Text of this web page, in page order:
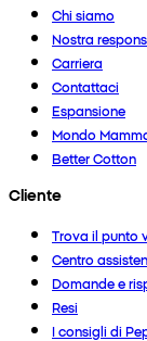
Chi siamo
Nostra
Carriera
Contattaci
Espansione
Mondo
Better Cotton
Cliente
Trova il punto
Centro
Domande e
Resi
I consigli di